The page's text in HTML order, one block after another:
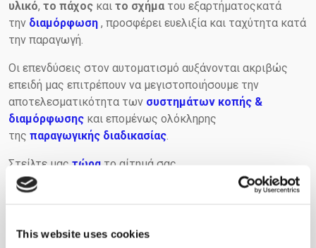
This website uses cookies
υλικό, το πάχος και το σχήμα του εξαρτήματοςκατά
την διαμόρφωση , προσφέρει ευελιξία και ταχύτητα κατά
την παραγωγή.
Οι επενδύσεις στον αυτοματισμό αυξάνονται ακριβώς
επειδή μας επιτρέπουν να μεγιστοποιήσουμε την
αποτελεσματικότητα των συστημάτων κοπής &
διαμόρφωσης και επομένως ολόκληρης
της παραγωγικής διαδικασίας.
Στείλτε μας τώρα το αίτημά σας.